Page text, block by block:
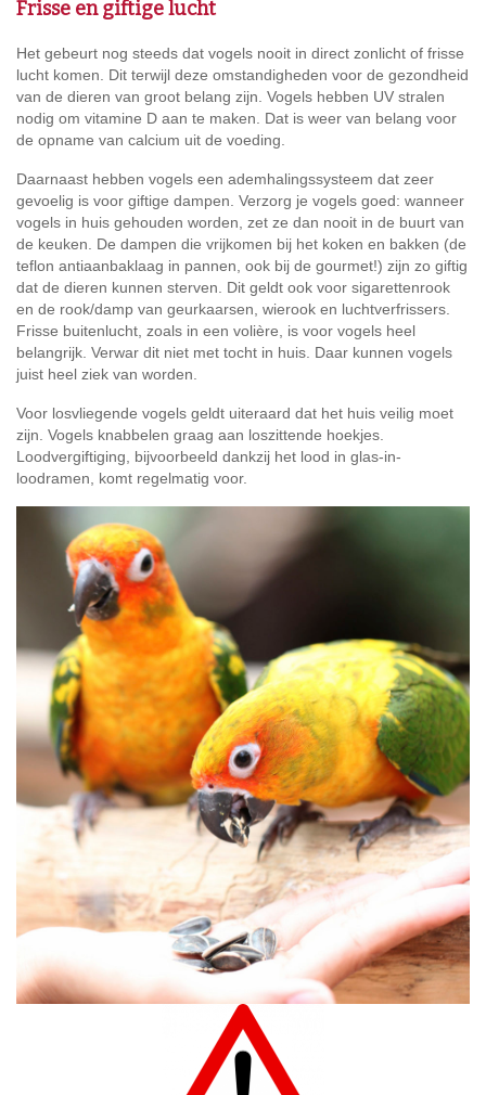
Frisse en giftige lucht
Het gebeurt nog steeds dat vogels nooit in direct zonlicht of frisse
lucht komen. Dit terwijl deze omstandigheden voor de gezondheid
van de dieren van groot belang zijn. Vogels hebben UV stralen
nodig om vitamine D aan te maken. Dat is weer van belang voor
de opname van calcium uit de voeding.
Daarnaast hebben vogels een ademhalingssysteem dat zeer
gevoelig is voor giftige dampen. Verzorg je vogels goed: wanneer
vogels in huis gehouden worden, zet ze dan nooit in de buurt van
de keuken. De dampen die vrijkomen bij het koken en bakken (de
teflon antiaanbaklaag in pannen, ook bij de gourmet!) zijn zo giftig
dat de dieren kunnen sterven. Dit geldt ook voor sigarettenrook
en de rook/damp van geurkaarsen, wierook en luchtverfrissers.
Frisse buitenlucht, zoals in een volière, is voor vogels heel
belangrijk. Verwar dit niet met tocht in huis. Daar kunnen vogels
juist heel ziek van worden.
Voor losvliegende vogels geldt uiteraard dat het huis veilig moet
zijn. Vogels knabbelen graag aan loszittende hoekjes.
Loodvergiftiging, bijvoorbeeld dankzij het lood in glas-in-
loodramen, komt regelmatig voor.